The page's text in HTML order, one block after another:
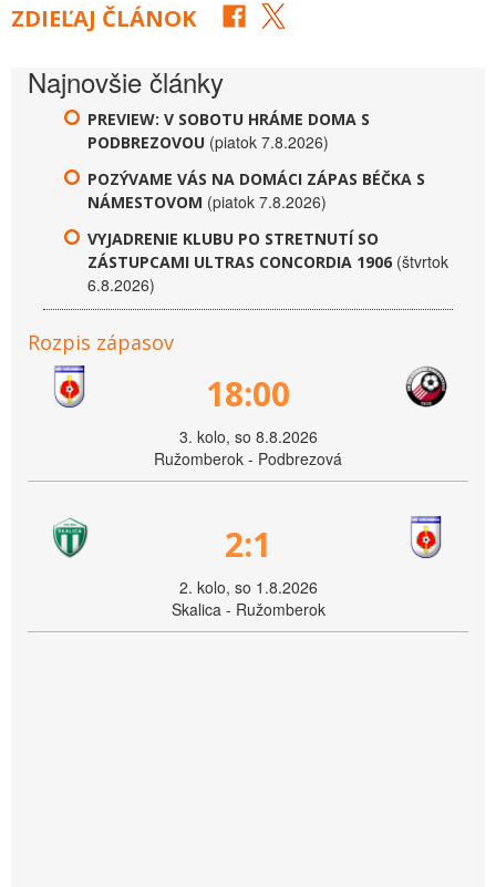
ZDIEĽAJ ČLÁNOK
Najnovšie články
PREVIEW: V SOBOTU HRÁME DOMA S
PODBREZOVOU (piatok 7.8.2026)
POZÝVAME VÁS NA DOMÁCI ZÁPAS BÉČKA S
NÁMESTOVOM (piatok 7.8.2026)
VYJADRENIE KLUBU PO STRETNUTÍ SO
ZÁSTUPCAMI ULTRAS CONCORDIA 1906 (štvrtok
6.8.2026)
Rozpis zápasov
18:00
3. kolo, so 8.8.2026
Ružomberok - Podbrezová
2:1
2. kolo, so 1.8.2026
Skalica - Ružomberok